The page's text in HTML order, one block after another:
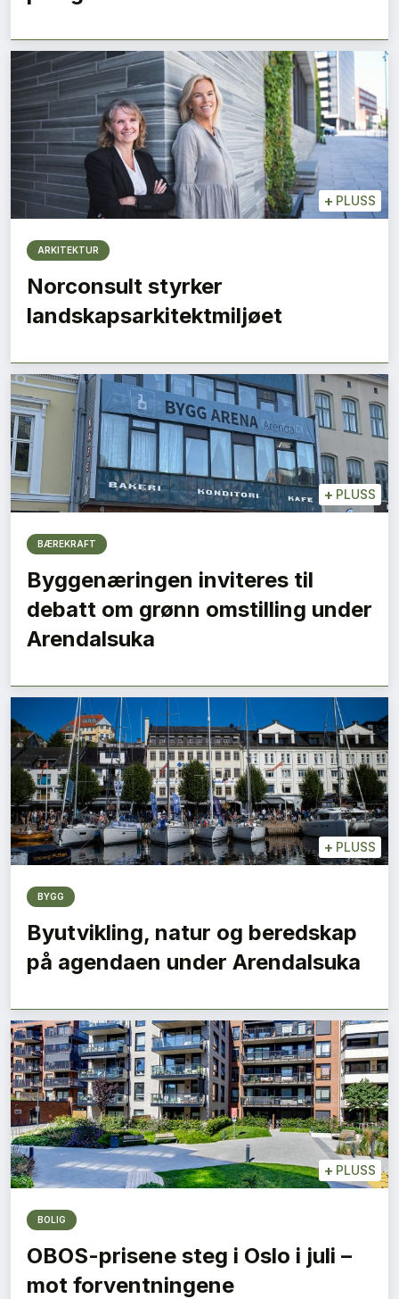
+ PLUSS
ARKITEKTUR
Norconsult styrker
landskapsarkitektmiljøet
+ PLUSS
BÆREKRAFT
Byggenæringen inviteres til
debatt om grønn omstilling under
Arendalsuka
+ PLUSS
BYGG
Byutvikling, natur og beredskap
på agendaen under Arendalsuka
+ PLUSS
BOLIG
OBOS-prisene steg i Oslo i juli –
mot forventningene